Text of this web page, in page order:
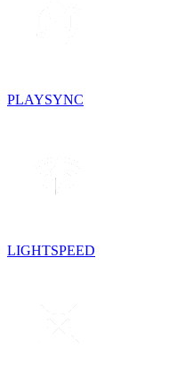
PLAYSYNC
LIGHTSPEED